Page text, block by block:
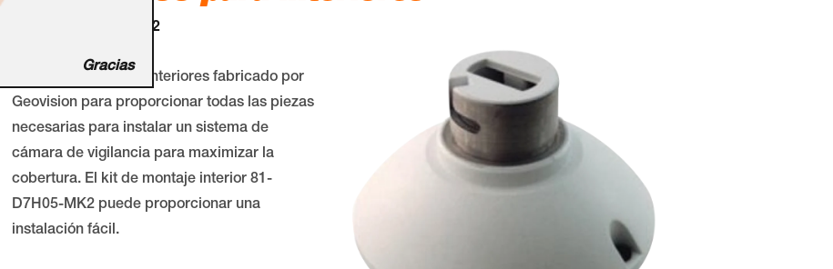
Gracias
81-D7H05-MK2
Kit de montaje para interiores fabricado por
Geovision para proporcionar todas las piezas
necesarias para instalar un sistema de
cámara de vigilancia para maximizar la
cobertura. El kit de montaje interior 81-
D7H05-MK2 puede proporcionar una
instalación fácil.